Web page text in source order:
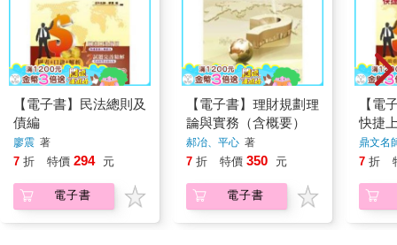
【電子書】民法總則及
債編
廖震 著
7 折 特價 294 元
電子書
【電子書】理財規劃理
論與實務（含概要）
郝冶、平心 著
7 折 特價 350 元
電子書
【電
快捷
鼎文名
7 折